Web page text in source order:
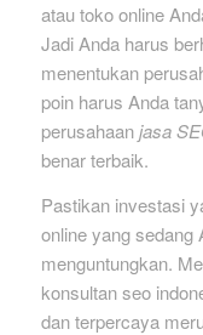
atau toko online
Jadi Anda harus
menentukan
poin harus Anda
perusahaanjasa
benar terbaik.
Pastikan investasi
online yang sedang
menguntungkan.
konsultan seo
dan terpercaya